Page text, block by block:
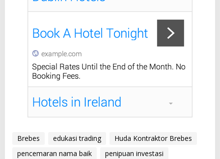
Brebes edukasi trading
Huda Kontraktor Brebes
pencemaran nama baik
penipuan investasi